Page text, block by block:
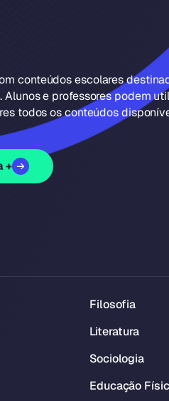
conteúdos escolares
Alunos e professores podem
todos os conteúdos
+
Filosofia
Literatura
Sociologia
Educação